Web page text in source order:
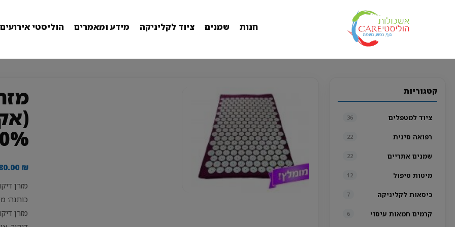
חנות שמנים ציוד לקליניקה מידע ומאמרים הוליסטי אירועים
קטגוריות
ציוד למטפלים 36
רפואה סינית 22
שמנים אתריים 22
מיטות טיפול 12
כיסאות לקליניקה 7
קרמים חמאות עיסוי 6
₪
כותנה: